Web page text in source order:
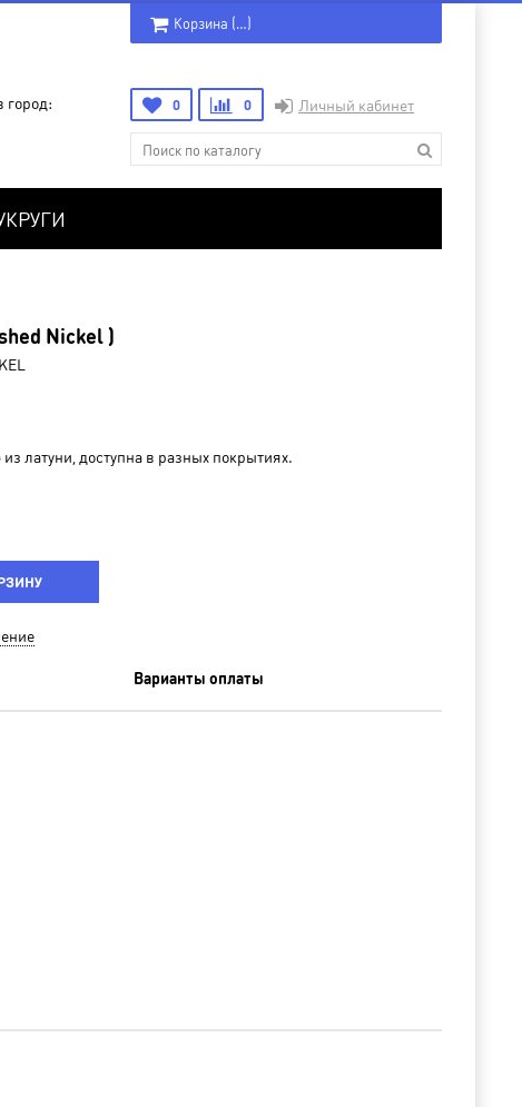
Корзина (…)
город:
0 0 Личный кабинет
Nickel )
латуни, доступна в разных покрытиях.
Варианты оплаты